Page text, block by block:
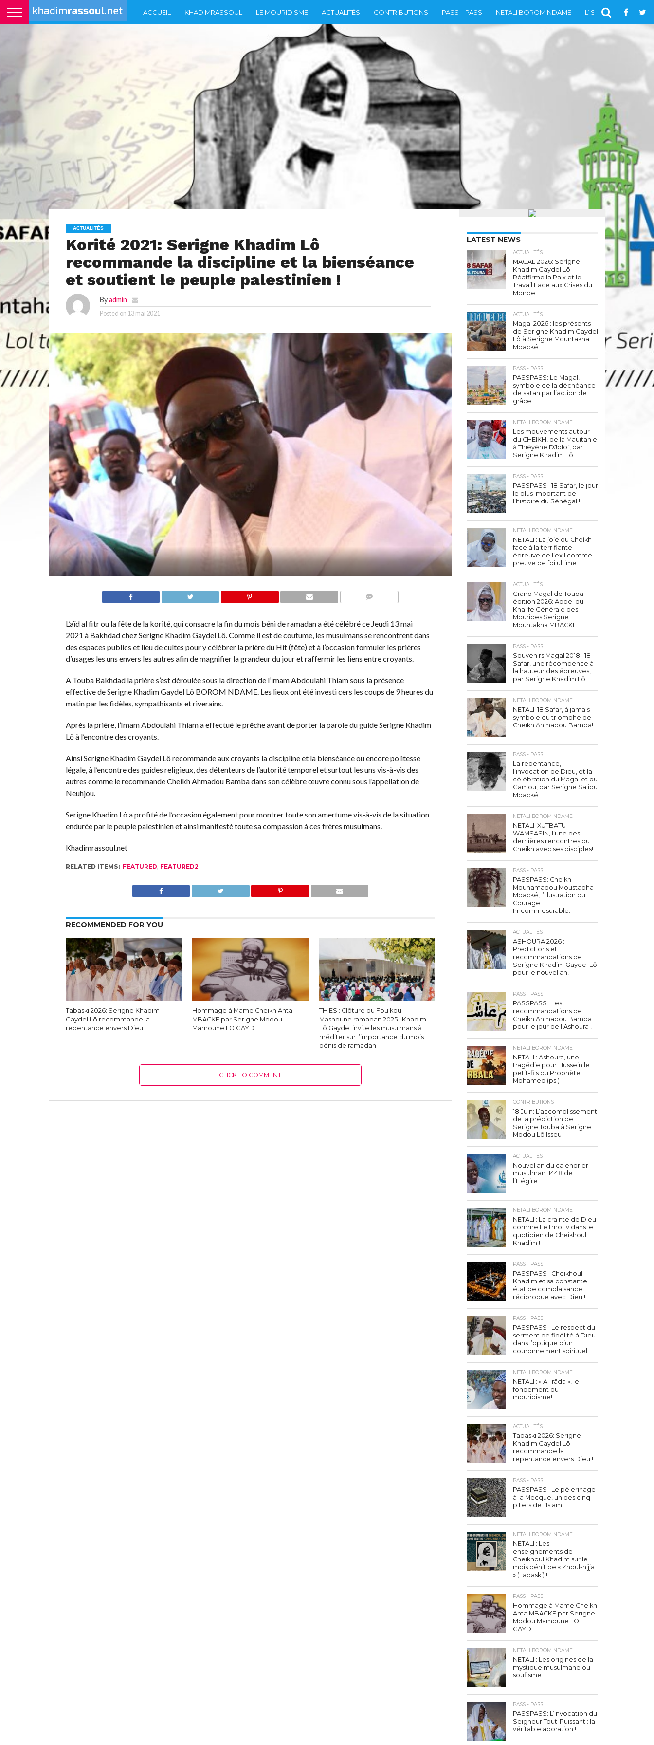
ACCUEIL KHADIMRASSOUL LE MOURIDISME ACTUALITÉS CONTRIBUTIONS PASS – PASS NETALI BOROM NDAME L’ISLAM VIDÉOS
ACTUALITÉS
Korité 2021: Serigne Khadim Lô
recommande la discipline et la bienséance
et soutient le peuple palestinien !
Byadmin
Posted on 13 mai 2021
L’aïd al fitr ou la fête de la korité, qui consacre la fin du mois béni de ramadan a été célébré ce Jeudi 13 mai
2021 à Bakhdad chez Serigne Khadim Gaydel Lô. Comme il est de coutume, les musulmans se rencontrent dans
des espaces publics et lieu de cultes pour y célébrer la prière du Hit (fête) et à l’occasion formuler les prières
d’usages les uns envers les autres afin de magnifier la grandeur du jour et raffermir les liens entre croyants.
A Touba Bakhdad la prière s’est déroulée sous la direction de l’imam Abdoulahi Thiam sous la présence
effective de Serigne Khadim Gaydel Lô BOROM NDAME. Les lieux ont été investi cers les coups de 9 heures du
matin par les fidèles, sympathisants et riverains.
Après la prière, l’Imam Abdoulahi Thiam a effectué le prêche avant de porter la parole du guide Serigne Khadim
Lô à l’encontre des croyants.
Ainsi Serigne Khadim Gaydel Lô recommande aux croyants la discipline et la bienséance ou encore politesse
légale, à l’encontre des guides religieux, des détenteurs de l’autorité temporel et surtout les uns vis-à-vis des
autres comme le recommande Cheikh Ahmadou Bamba dans son célèbre œuvre connu sous l’appellation de
Neuhjou.
Serigne Khadim Lô a profité de l’occasion également pour montrer toute son amertume vis-à-vis de la situation
endurée par le peuple palestinien et ainsi manifesté toute sa compassion à ces frères musulmans.
Khadimrassoul.net
RELATED ITEMS: FEATURED, FEATURED2
RECOMMENDED FOR YOU
Tabaski 2026: Serigne Khadim
Gaydel Lô recommande la
repentance envers Dieu !
Hommage à Mame Cheikh Anta
MBACKE par Serigne Modou
Mamoune LO GAYDEL
THIES : Clôture du Foulkou
Mashoune ramadan 2025 : Khadim
Lô Gaydel invite les musulmans à
méditer sur l’importance du mois
bénis de ramadan.
CLICK TO COMMENT
LATEST NEWS
ACTUALITÉS
MAGAL 2026: Serigne
Khadim Gaydel Lô
Réaffirme la Paix et le
Travail Face aux Crises du
Monde!
ACTUALITÉS
Magal 2026 : les présents
de Serigne Khadim Gaydel
Lô à Serigne Mountakha
Mbacké
PASS - PASS
PASSPASS: Le Magal,
symbole de la déchéance
de satan par l’action de
grâce!
NETALI BOROM NDAME
Les mouvements autour
du CHEIKH, de la Mauitanie
à Thiéyène DJolof, par
Serigne Khadim Lô!
PASS - PASS
PASSPASS : 18 Safar, le jour
le plus important de
l’histoire du Sénégal !
NETALI BOROM NDAME
NETALI : La joie du Cheikh
face à la terrifiante
épreuve de l’exil comme
preuve de foi ultime !
ACTUALITÉS
Grand Magal de Touba
édition 2026: Appel du
Khalife Générale des
Mourides Serigne
Mountakha MBACKE
PASS - PASS
Souvenirs Magal 2018 : 18
Safar, une récompence à
la hauteur des épreuves,
par Serigne Khadim Lô
NETALI BOROM NDAME
NETALI: 18 Safar, à jamais
symbole du triomphe de
Cheikh Ahmadou Bamba!
PASS - PASS
La repentance,
l’invocation de Dieu, et la
célébration du Magal et du
Gamou, par Serigne Saliou
Mbacké
NETALI BOROM NDAME
NETALI: XUTBATU
WAMSASIN, l’une des
dernières rencontres du
Cheikh avec ses disciples!
PASS - PASS
PASSPASS: Cheikh
Mouhamadou Moustapha
Mbacké, l’illustration du
Courage
Imcommesurable.
ACTUALITÉS
ASHOURA 2026 :
Prédictions et
recommandations de
Serigne Khadim Gaydel Lô
pour le nouvel an!
PASS - PASS
PASSPASS : Les
recommandations de
Cheikh Ahmadou Bamba
pour le jour de l’Ashoura !
NETALI BOROM NDAME
NETALI : Ashoura, une
tragédie pour Hussein le
petit-fils du Prophète
Mohamed (psl)
CONTRIBUTIONS
18 Juin: L’accomplissement
de la prédiction de
Serigne Touba à Serigne
Modou Lô Isseu
ACTUALITÉS
Nouvel an du calendrier
musulman: 1448 de
l’Hégire
NETALI BOROM NDAME
NETALI : La crainte de Dieu
comme Leitmotiv dans le
quotidien de Cheikhoul
Khadim !
PASS - PASS
PASSPASS : Cheikhoul
Khadim et sa constante
état de complaisance
réciproque avec Dieu !
PASS - PASS
PASSPASS : Le respect du
serment de fidélité à Dieu
dans l’optique d’un
couronnement spirituel!
NETALI BOROM NDAME
NETALI : « Al irâda », le
fondement du
mouridisme!
ACTUALITÉS
Tabaski 2026: Serigne
Khadim Gaydel Lô
recommande la
repentance envers Dieu !
PASS - PASS
PASSPASS : Le pèlerinage
à la Mecque, un des cinq
piliers de l’Islam !
NETALI BOROM NDAME
NETALI : Les
enseignements de
Cheikhoul Khadim sur le
mois bénit de « Zhoul-hijja
» (Tabaski) !
PASS - PASS
Hommage à Mame Cheikh
Anta MBACKE par Serigne
Modou Mamoune LO
GAYDEL
NETALI BOROM NDAME
NETALI : Les origines de la
mystique musulmane ou
soufisme
PASS - PASS
PASSPASS: L’invocation du
Seigneur Tout-Puissant : la
véritable adoration !